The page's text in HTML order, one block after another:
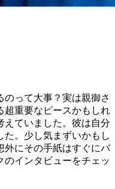
って大事？実は親御さ
超重要なピースかもしれ
えていました。彼は自分
た。少し気まずいかもし
外にその手紙はすぐにバ
のインタビューをチェッ